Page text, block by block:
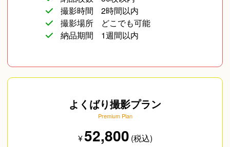
撮影時間
2時間以内
撮影場所
どこでも可能
納品期間
1週間以内
よくばり撮影プラン
Premium Plan
¥52,800 (税込)